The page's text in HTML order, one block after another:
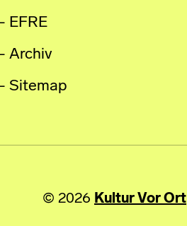
EFRE
Archiv
Sitemap
© 2026 Kultur Vor Ort